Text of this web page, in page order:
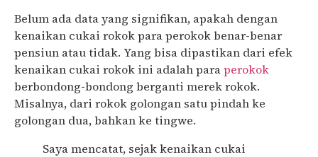
Belum ada data yang signifikan, apakah dengan
kenaikan cukai rokok para perokok benar-benar
pensiun atau tidak. Yang bisa dipastikan dari efek
kenaikan cukai rokok ini adalah paraperokok
berbondong-bondong berganti merek rokok.
Misalnya, dari rokok golongan satu pindah ke
golongan dua, bahkan ke tingwe.
Saya mencatat, sejak kenaikan cukai